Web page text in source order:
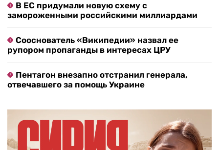
В ЕС придумали новую схему с
замороженными российскими миллиардами
Сооснователь «Википедии» назвал ее
рупором пропаганды в интересах ЦРУ
Пентагон внезапно отстранил генерала,
отвечавшего за помощь Украине